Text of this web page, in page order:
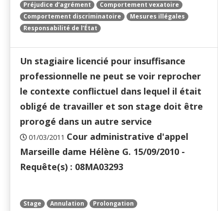
Préjudice d’agrément
Comportement vexatoire
Comportement discriminatoire
Mesures illégales
Responsabilité de l’État
Un stagiaire licencié pour insuffisance
professionnelle ne peut se voir reprocher
le contexte conflictuel dans lequel il était
obligé de travailler et son stage doit être
prorogé dans un autre service
01/03/2011 Cour administrative d'appel
Marseille dame Hélène G. 15/09/2010 -
Requête(s) : 08MA03293
Stage Annulation Prolongation